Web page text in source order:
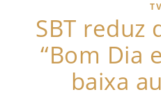
TV
SBT reduz
“Bom Dia
baixa